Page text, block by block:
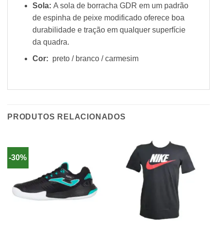
Sola: A sola de borracha GDR em um padrão
de espinha de peixe modificado oferece boa
durabilidade e tração em qualquer superfície
da quadra.
Cor: preto / branco / carmesim
PRODUTOS RELACIONADOS
-30%